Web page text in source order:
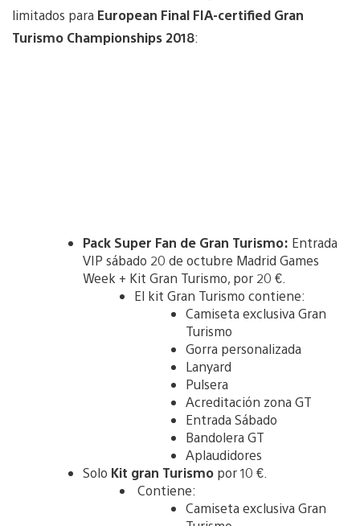
limitados para European Final FIA-certified Gran
Turismo Championships 2018:
Pack Super Fan de Gran Turismo: Entrada
VIP sábado 20 de octubre Madrid Games
Week + Kit Gran Turismo, por 20 €.
El kit Gran Turismo contiene:
Camiseta exclusiva Gran
Turismo
Gorra personalizada
Lanyard
Pulsera
Acreditación zona GT
Entrada Sábado
Bandolera GT
Aplaudidores
Solo Kit gran Turismo por 10 €.
Contiene:
Camiseta exclusiva Gran